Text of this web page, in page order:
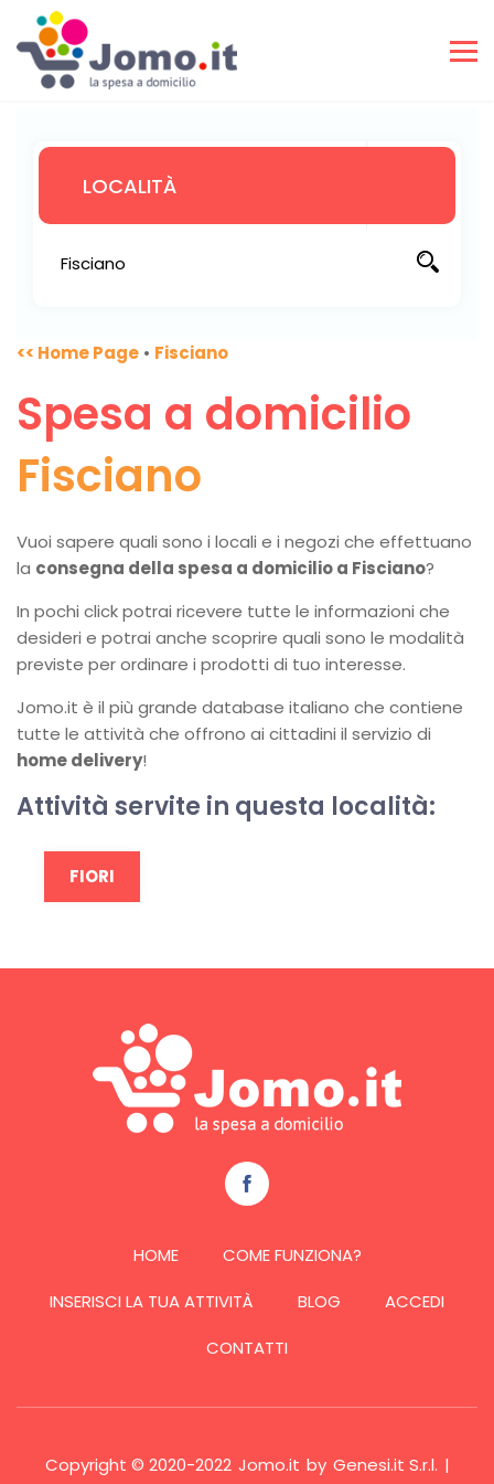
<< Home Page • Fisciano
Spesa a domicilio
Fisciano
Vuoi sapere quali sono i locali e i negozi che effettuano
la consegna della spesa a domicilio a Fisciano?
In pochi click potrai ricevere tutte le informazioni che
desideri e potrai anche scoprire quali sono le modalità
previste per ordinare i prodotti di tuo interesse.
Jomo.it è il più grande database italiano che contiene
tutte le attività che offrono ai cittadini il servizio di
home delivery!
Attività servite in questa località:
FIORI
HOME
COME FUNZIONA?
INSERISCI LA TUA ATTIVITÀ
BLOG
ACCEDI
CONTATTI
Copyright © 2020-2022 Jomo.it by Genesi.it S.r.l. |